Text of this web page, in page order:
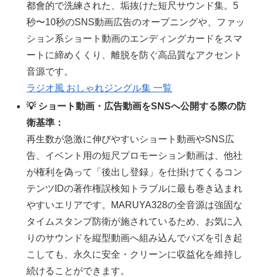
都會的で洗練された、垢抜けた短尺サウンド集。5
秒〜10秒のSNS動画広告のオープニングや、ファッ
ション系ショート動画のエンディングカードをスマ
ートに締めくくり、離脱を防ぐ高品質なアクセント
音源です。
ラジオ風 おしゃれジングル集 一覧
💡 ショート動画・広告動画をSNSへ公開する際の防
衛基準：
再生数が急激に伸びやすいショート動画やSNS広
告、イベント用の短尺プロモーション動画は、他社
が権利を偽って「後出し登録」を仕掛けてくるコン
テンツIDの著作権誤検知トラブルに最も巻き込まれ
やすいエリアです。MARUYA328の全音源は強固な
タイムスタンプ防衛が施されているため、お気に入
りのサウンドを縦型動画へ組み込んでバズを引き起
こしても、永久に安全・クリーンに収益化を維持し
続けることができます。